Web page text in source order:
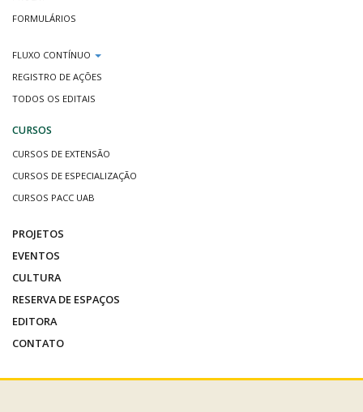
FORMULÁRIOS
FLUXO CONTÍNUO
REGISTRO DE AÇÕES
TODOS OS EDITAIS
CURSOS
CURSOS DE EXTENSÃO
CURSOS DE ESPECIALIZAÇÃO
CURSOS PACC UAB
PROJETOS
EVENTOS
CULTURA
RESERVA DE ESPAÇOS
EDITORA
CONTATO